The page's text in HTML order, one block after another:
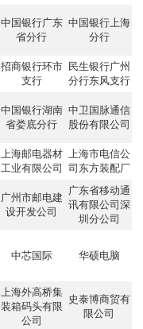
中国银行广东
省分行
中国银行上海
分行
招商银行环市
支行
民生银行广州
分行东风支行
中国银行湖南
省娄底分行
中卫国脉通信
股份有限公司
上海邮电器材
工业有限公司
上海市电信公
司东方装配厂
广州市邮电建
设开发公司
广东省移动通
讯有限公司深
圳分公司
中芯国际 华硕电脑
上海外高桥集
装箱码头有限
公司
史泰博商贸有
限公司